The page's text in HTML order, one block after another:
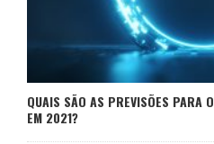
QUAIS SÃO AS PREVISÕES PARA
EM 2021?